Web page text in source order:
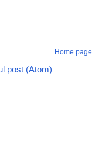
Home page
post (Atom)